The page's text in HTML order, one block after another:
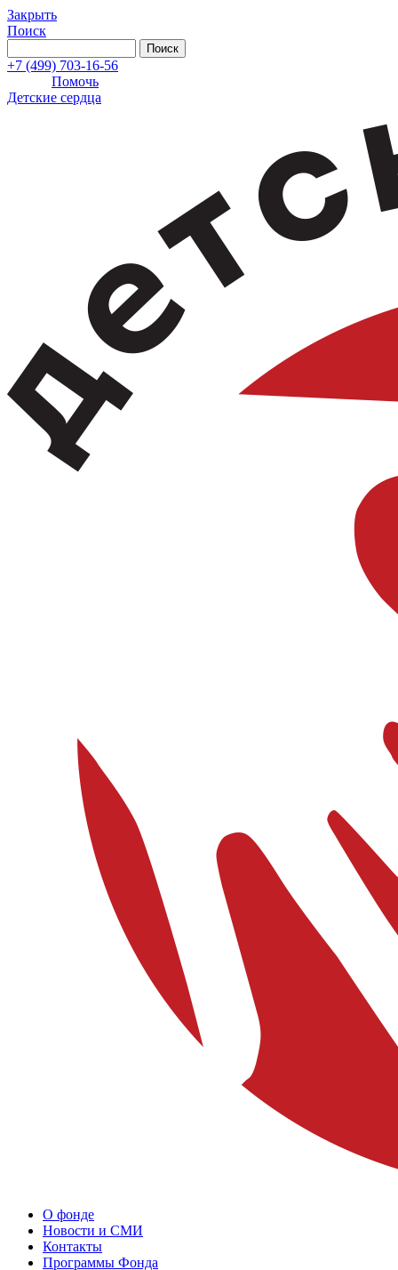
Закрыть
Поиск
+7 (499) 703-16-56
Помочь
Детские сердца
О фонде
Новости и СМИ
Контакты
Программы Фонда